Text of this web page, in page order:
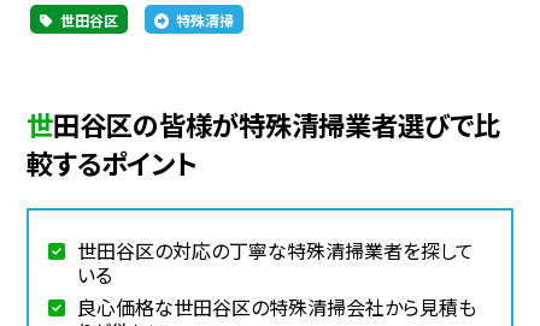
世田谷区 特殊清掃
世田谷区の皆様が特殊清掃業者選びで比
較するポイント
世田谷区の対応の丁寧な特殊清掃業者を探して
いる
良心価格な世田谷区の特殊清掃会社から見積も